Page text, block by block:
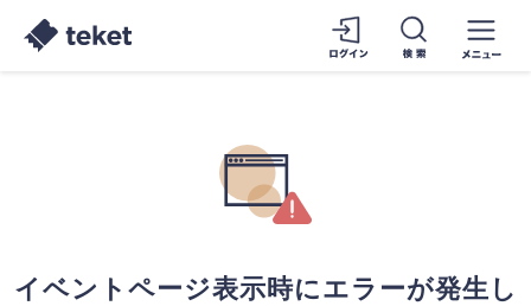
イベントページ表示時にエラーが発生し